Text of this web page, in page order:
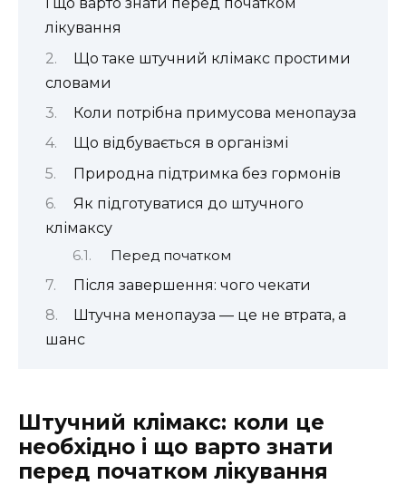
лікування
Що таке штучний клімакс простими
словами
Коли потрібна примусова менопауза
Що відбувається в організмі
Природна підтримка без гормонів
Як підготуватися до штучного
клімаксу
Перед початком
Після завершення: чого чекати
Штучна менопауза — це не втрата, а
шанс
Штучний клімакс: коли це
необхідно і що варто знати
перед початком лікування